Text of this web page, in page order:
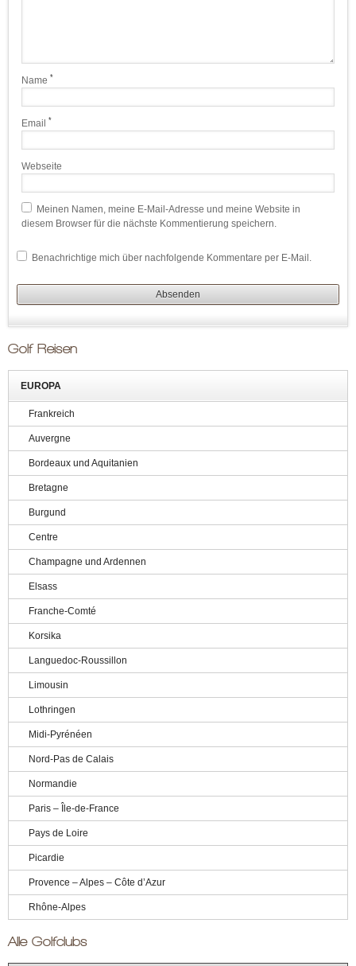
Name *
Email *
Webseite
Meinen Namen, meine E-Mail-Adresse und meine Website in
diesem Browser für die nächste Kommentierung speichern.
Benachrichtige mich über nachfolgende Kommentare per E-Mail.
Golf Reisen
EUROPA
Frankreich
Auvergne
Bordeaux und Aquitanien
Bretagne
Burgund
Centre
Champagne und Ardennen
Elsass
Franche-Comté
Korsika
Languedoc-Roussillon
Limousin
Lothringen
Midi-Pyrénéen
Nord-Pas de Calais
Normandie
Paris – Île-de-France
Pays de Loire
Picardie
Provence – Alpes – Côte d’Azur
Rhône-Alpes
Alle Golfclubs